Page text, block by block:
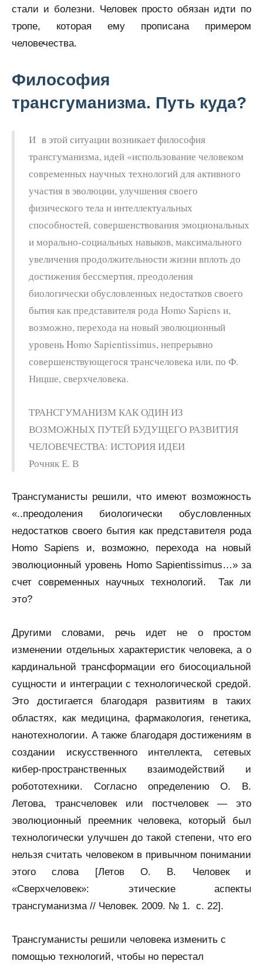
стали и болезни. Человек просто обязан идти по
тропе, которая ему прописана примером
человечества.
Философия
трансгуманизма. Путь куда?
И в этой ситуации возникает философия
трансгуманизма, идей «использование человеком
современных научных технологий для активного
участия в эволюции, улучшения своего
физического тела и интеллектуальных
способностей, совершенствования эмоциональных
и морально-социальных навыков, максимального
увеличения продолжительности жизни вплоть до
достижения бессмертия, преодоления
биологически обусловленных недостатков своего
бытия как представителя рода Homo Sapiens и,
возможно, перехода на новый эволюционный
уровень Homo Sapientissimus, непрерывно
совершенствующегося трансчеловека или, по Ф.
Ницше, сверхчеловека.
ТРАНСГУМАНИЗМ КАК ОДИН ИЗ
ВОЗМОЖНЫХ ПУТЕЙ БУДУЩЕГО РАЗВИТИЯ
ЧЕЛОВЕЧЕСТВА: ИСТОРИЯ ИДЕИ
Рочняк Е. В
Трансгуманисты решили, что имеют возможность
«..преодоления биологически обусловленных
недостатков своего бытия как представителя рода
Homo Sapiens и, возможно, перехода на новый
эволюционный уровень Homo Sapientissimus…» за
счет современных научных технологий. Так ли
это?
Другими словами, речь идет не о простом
изменении отдельных характеристик человека, а о
кардинальной трансформации его биосоциальной
сущности и интеграции с технологической средой.
Это достигается благодаря развитиям в таких
областях, как медицина, фармакология, генетика,
нанотехнологии. А также благодаря достижениям в
создании искусственного интеллекта, сетевых
кибер-пространственных взаимодействий и
робототехники. Согласно определению О. В.
Летова, трансчеловек или постчеловек — это
эволюционный преемник человека, который был
технологически улучшен до такой степени, что его
нельзя считать человеком в привычном понимании
этого слова [Летов О. В. Человек и
«Сверхчеловек»: этические аспекты
трансгуманизма // Человек. 2009. № 1. c. 22].
Трансгуманисты решили человека изменить с
помощью технологий, чтобы но перестал